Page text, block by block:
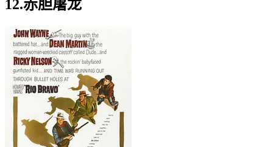
12.赤胆屠龙